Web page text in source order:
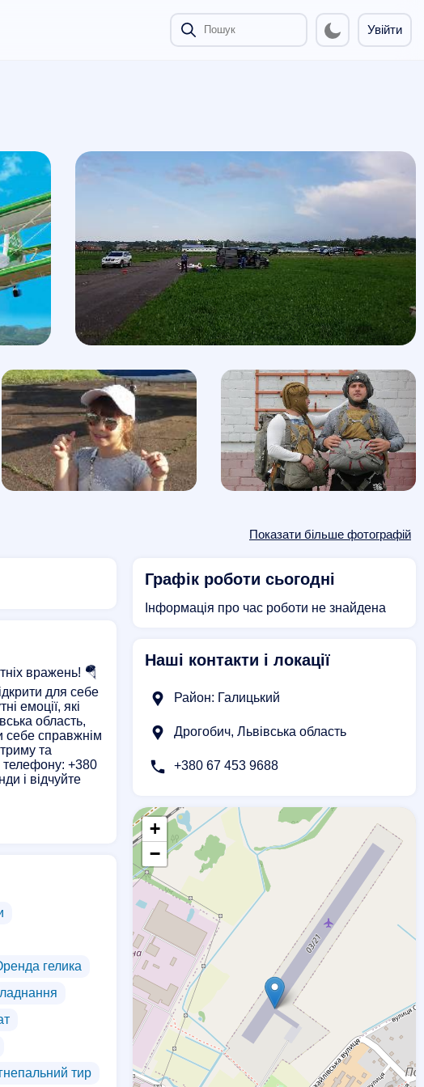
Увійти
Показати більше фотографій
вражень! 🪂
для себе
емоції, які
область,
себе справжнім
та
телефону: +380
і відчуйте
гелика
тир
Графік роботи сьогодні
Інформація про час роботи не знайдена
Наші контакти і локації
Район: Галицький
Дрогобич, Львівська область
+380 67 453 9688
+
−